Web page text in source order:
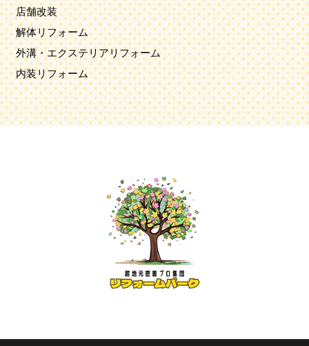
店舗改装
解体リフォーム
外溝・エクステリアリフォーム
内装リフォーム